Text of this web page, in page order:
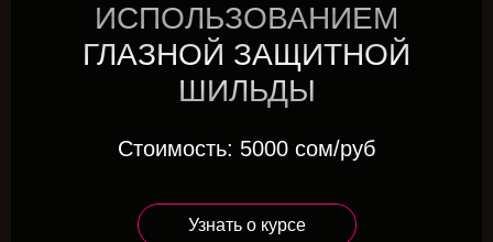
ИСПОЛЬЗОВАНИЕМ
ГЛАЗНОЙ ЗАЩИТНОЙ
ШИЛЬДЫ
Стоимость: 5000 сом/руб
Узнать о курсе